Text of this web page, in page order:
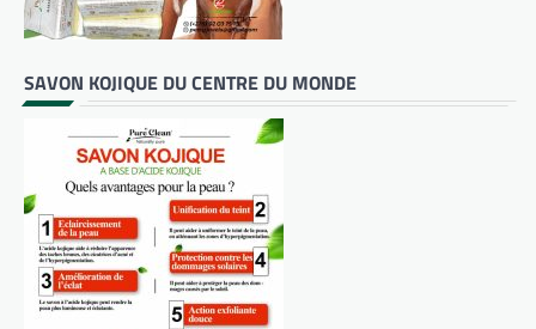
SAVON KOJIQUE DU CENTRE DU MONDE